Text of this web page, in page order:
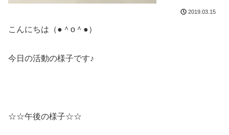
2019.03.15
こんにちは（●＾o＾●）
今日の活動の様子です♪
☆☆午後の様子☆☆